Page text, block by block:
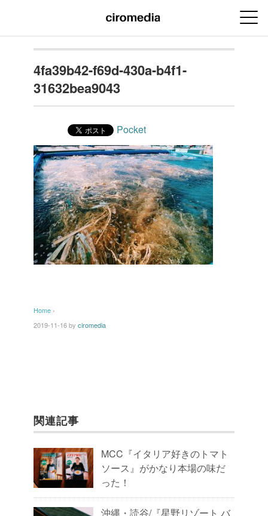
4fa39b42-f69d-430a-b4f1-
31632bea9043
Pocket
Home ›
2019-11-16by ciromedia
関連記事
MCC『イタリア好きのトマト
ソース』がかなり本場の味だ
った！
沖縄・読谷/『星野リゾート バ